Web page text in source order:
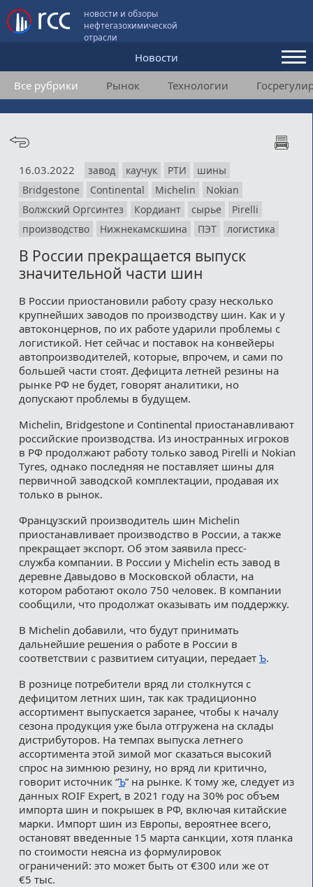
новости и обзоры
нефтегазохимической
отрасли
Новости
Аналитика и мнения
Конференции
Подписка
Пользовательское соглашение
Медиакит
Все рубрики Рынок Технологии
16.03.2022 завод каучук РТИ
шины
Bridgestone
Continental Michelin
Nokian
Волжский Оргсинтез
Кордиант сырье
Pirelli
производство
Нижнекамскшина ПЭТ логистика
В России прекращается выпуск
значительной части шин
В России приостановили работу сразу несколько
крупнейших заводов по производству шин. Как и у
автоконцернов, по их работе ударили проблемы с
логистикой. Нет сейчас и поставок на конвейеры
автопроизводителей, которые, впрочем, и сами по
большей части стоят. Дефицита летней резины на
рынке РФ не будет, говорят аналитики, но
допускают проблемы в будущем.
Michelin, Bridgestone и Continental приостанавливают
российские производства. Из иностранных игроков
в РФ продолжают работу только завод Pirelli и Nokian
Tyres, однако последняя не поставляет шины для
первичной заводской комплектации, продавая их
только в рынок.
Французский производитель шин Michelin
приостанавливает производство в России, а также
прекращает экспорт. Об этом заявила пресс-
служба компании. В России у Michelin есть завод в
деревне Давыдово в Московской области, на
котором работают около 750 человек. В компании
сообщили, что продолжат оказывать им поддержку.
В Michelin добавили, что будут принимать
дальнейшие решения о работе в России в
соответствии с развитием ситуации, передает Ъ.
В рознице потребители вряд ли столкнутся с
дефицитом летних шин, так как традиционно
ассортимент выпускается заранее, чтобы к началу
сезона продукция уже была отгружена на склады
дистрибуторов. На темпах выпуска летнего
ассортимента этой зимой мог сказаться высокий
спрос на зимнюю резину, но вряд ли критично,
говорит источник “Ъ” на рынке. К тому же, следует из
данных ROIF Expert, в 2021 году на 30% рос объем
импорта шин и покрышек в РФ, включая китайские
марки. Импорт шин из Европы, вероятнее всего,
остановят введенные 15 марта санкции, хотя планка
по стоимости неясна из формулировок
ограничений: это может быть от €300 или же от
€5 тыс.